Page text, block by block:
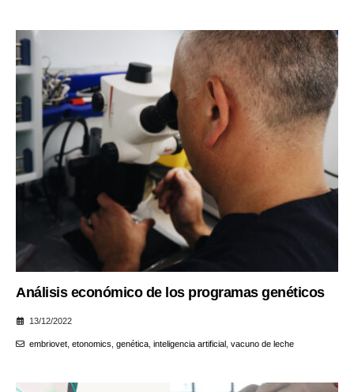
Análisis económico de los programas genéticos
13/12/2022
embriovet, etonomics genética, inteligencia artificial, vacuno de leche